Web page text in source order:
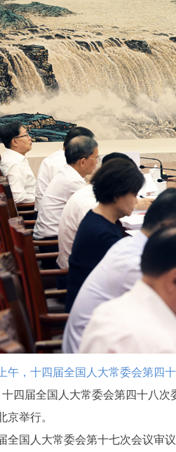
午，十四届全国人大常委会第四
届全国人大常委会第四十八次委
京举行。
国人大常委会第十七次会议审议